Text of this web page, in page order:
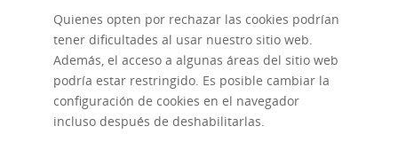
Quienes opten por rechazar las cookies podrían
tener dificultades al usar nuestro sitio web.
Además, el acceso a algunas áreas del sitio web
podría estar restringido. Es posible cambiar la
configuración de cookies en el navegador
incluso después de deshabilitarlas.